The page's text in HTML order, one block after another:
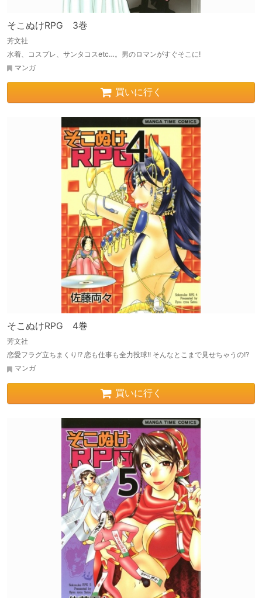
そこぬけRPG 3巻
芳文社
水着、コスプレ、サンタコスetc…。男のロマンがすぐそこに!
マンガ
買いに行く
そこぬけRPG 4巻
芳文社
恋愛フラグ立ちまくり!? 恋も仕事も全力投球!! そんなとこまで見せちゃうの!?
マンガ
買いに行く